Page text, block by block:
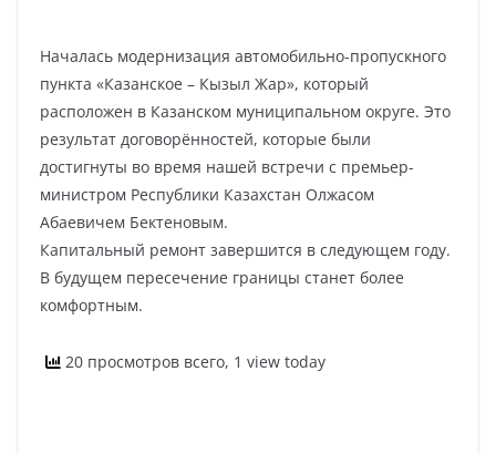
Началась модернизация автомобильно-пропускного
пункта «Казанское – Кызыл Жар», который
расположен в Казанском муниципальном округе. Это
результат договорённостей, которые были
достигнуты во время нашей встречи с премьер-
министром Республики Казахстан Олжасом
Абаевичем Бектеновым.
Капитальный ремонт завершится в следующем году.
В будущем пересечение границы станет более
комфортным.
20 просмотров всего, 1 view today